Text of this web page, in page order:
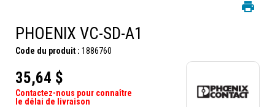
PHOENIX VC-SD-A1
Code du produit : 1886760
35,64 $
Contactez-nous pour connaître
le délai de livraison